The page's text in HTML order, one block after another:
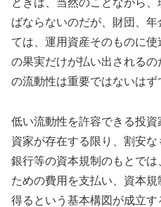
ときは、当然のことながら
ばならないのだが、財団、
ては、運用資産そのものに
の果実だけが払い出される
の流動性は重要ではないはず
低い流動性を許容できる投
資家が存在する限り、割安な
銀行等の資本規制のもとで
ための費用を支払い、資本
得るという基本構図が成立す